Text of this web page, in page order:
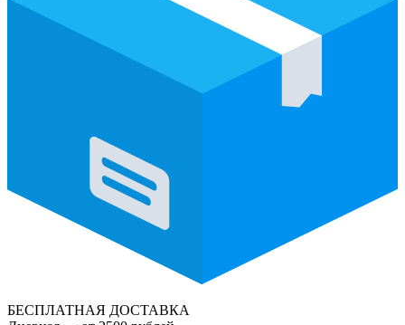
БЕСПЛАТНАЯ ДОСТАВКА